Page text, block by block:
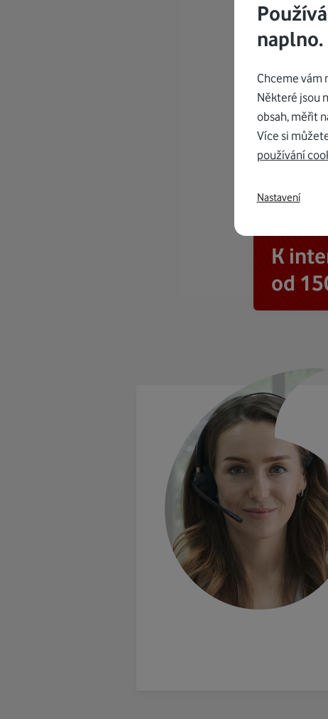
K
od
naplno.
Chceme vám
Některé jsou
obsah, měřit
Více si
používání
Nastavení